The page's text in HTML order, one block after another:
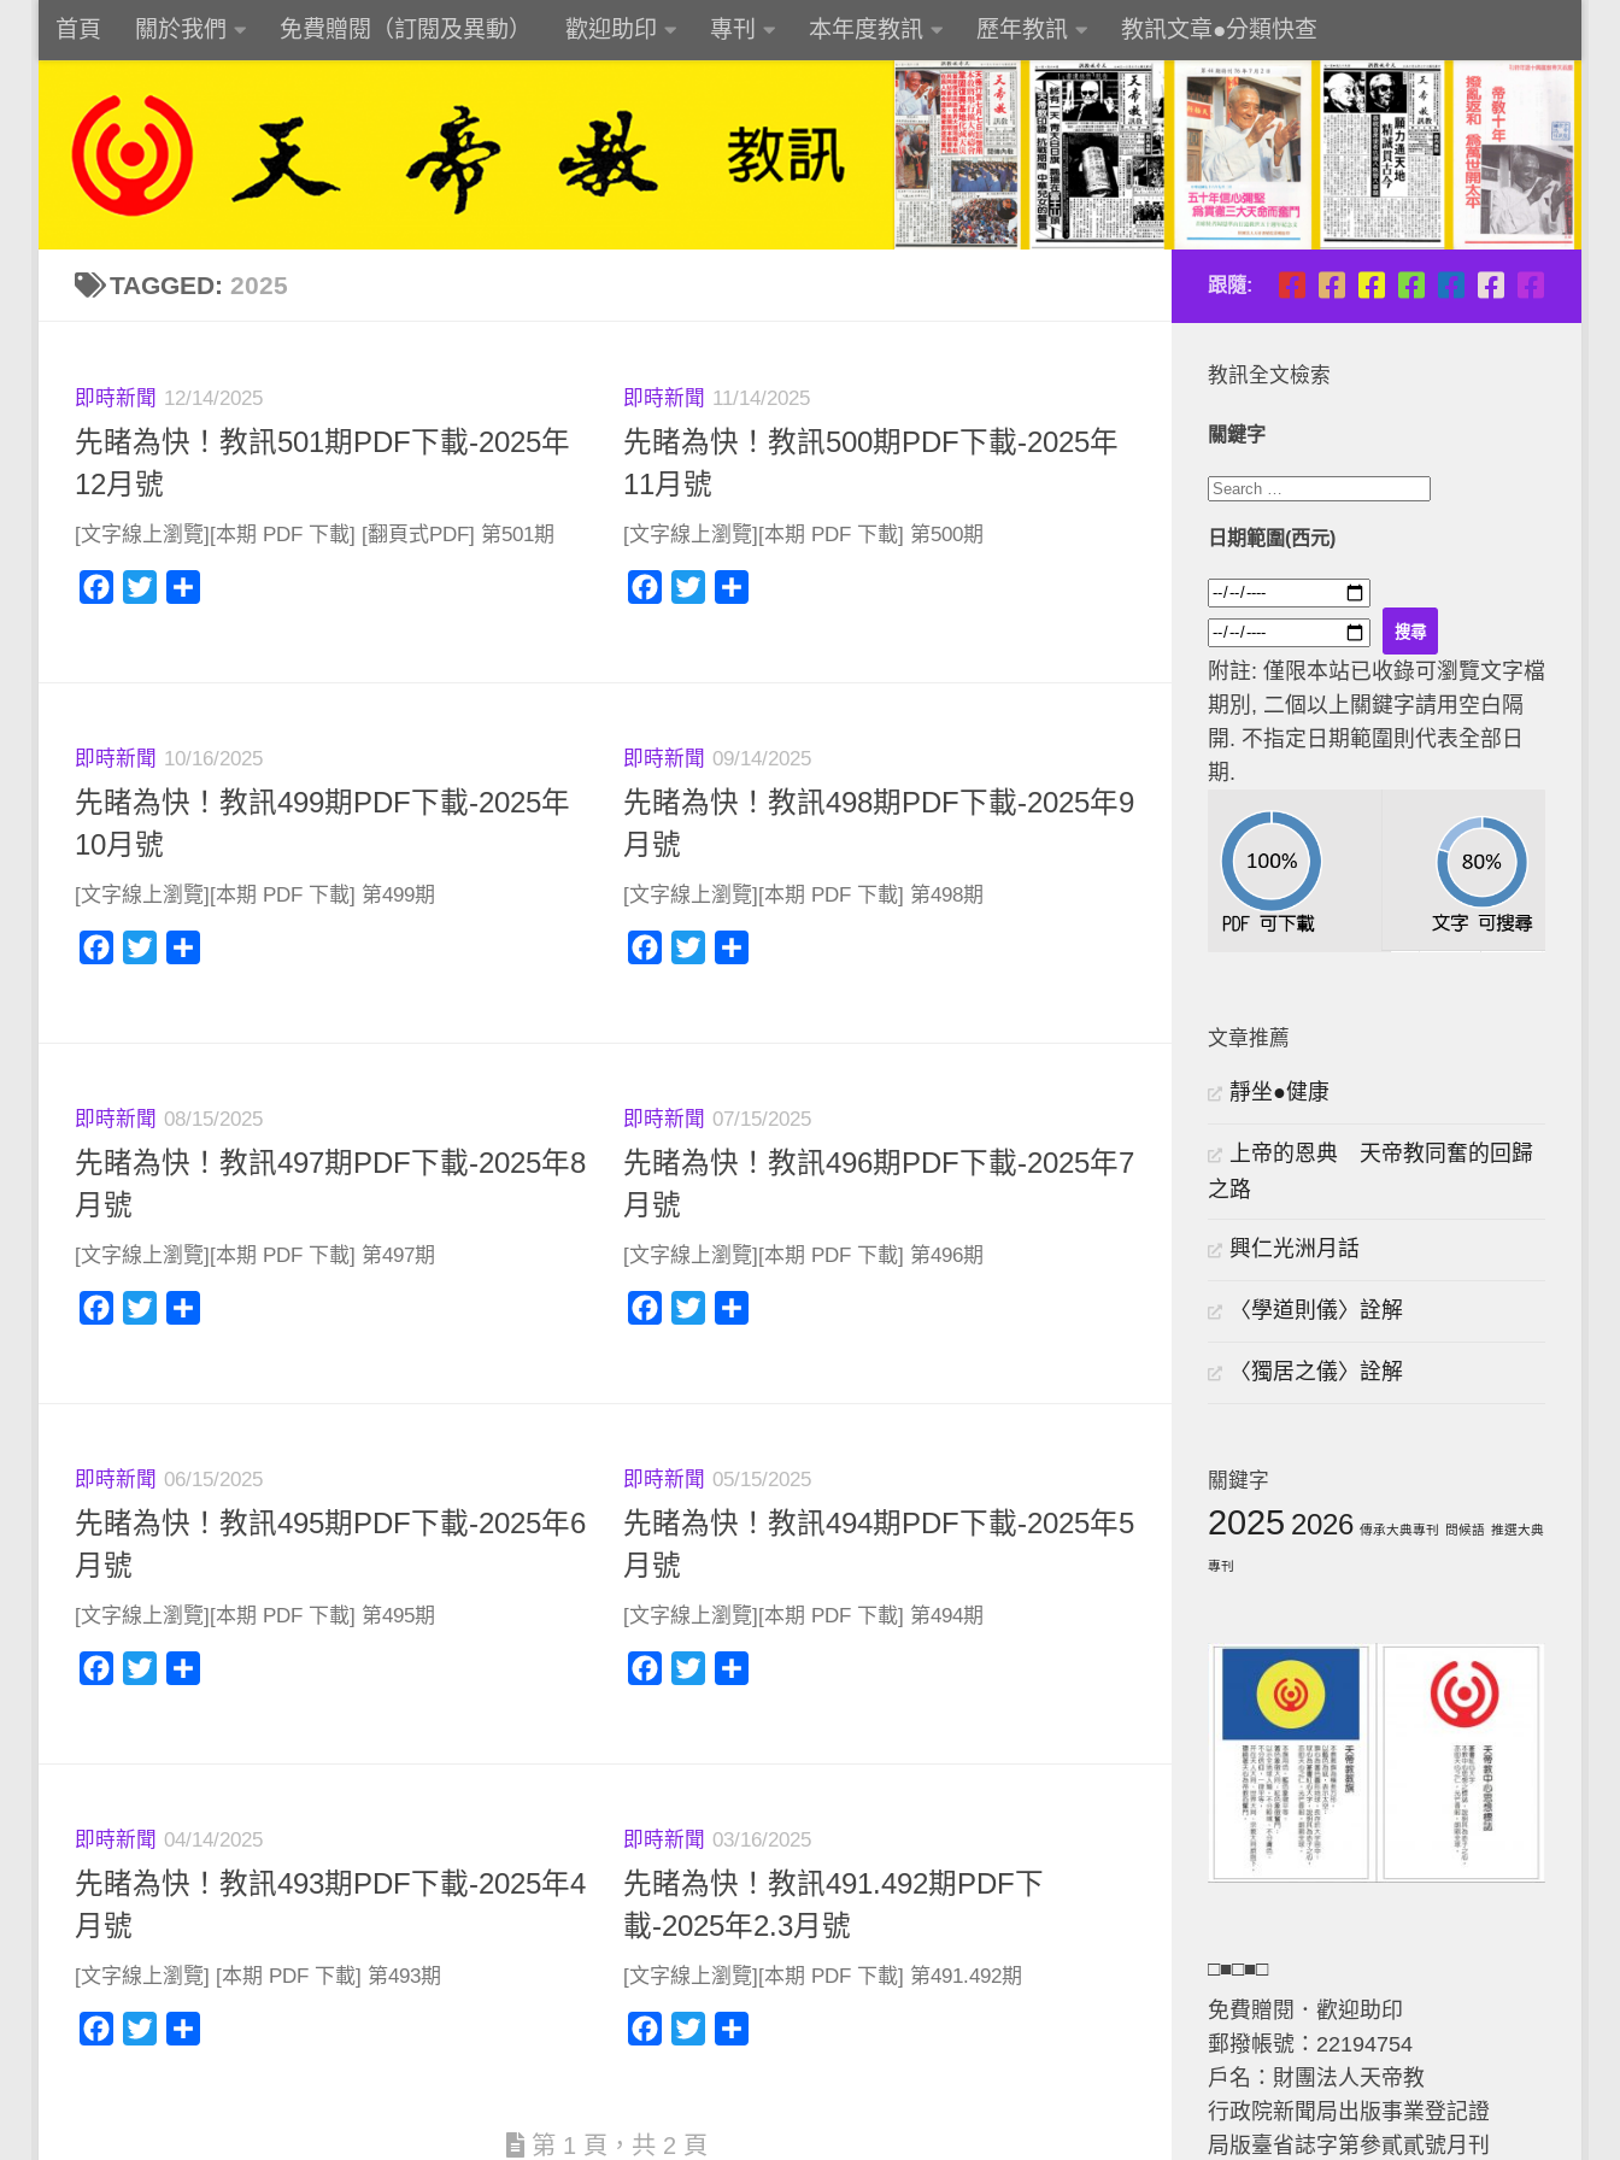
Skip to content
首頁 關於我們 免費贈閱（訂閱及異動） 歡迎助印 專刊 本年度教訊 歷年教訊 教訊文章●分類快查
TAGGED: 2025
即時新聞 12/14/2025
先睹為快！教訊501期PDF下載-2025年
12月號
[文字線上瀏覽][本期 PDF 下載] [翻頁式PDF] 第501期
Facebook
Twitter
即時新聞 11/14/2025
先睹為快！教訊500期PDF下載-2025年
11月號
[文字線上瀏覽][本期 PDF 下載] 第500期
Facebook
Twitter
即時新聞 10/16/2025
先睹為快！教訊499期PDF下載-2025年
10月號
[文字線上瀏覽][本期 PDF 下載] 第499期
Facebook
Twitter
即時新聞 09/14/2025
先睹為快！教訊498期PDF下載-2025年9
月號
[文字線上瀏覽][本期 PDF 下載] 第498期
Facebook
Twitter
即時新聞 08/15/2025
先睹為快！教訊497期PDF下載-2025年8
月號
[文字線上瀏覽][本期 PDF 下載] 第497期
Facebook
Twitter
即時新聞 07/15/2025
先睹為快！教訊496期PDF下載-2025年7
月號
[文字線上瀏覽][本期 PDF 下載] 第496期
Facebook
Twitter
即時新聞 06/15/2025
先睹為快！教訊495期PDF下載-2025年6
月號
[文字線上瀏覽][本期 PDF 下載] 第495期
Facebook
Twitter
即時新聞 05/15/2025
先睹為快！教訊494期PDF下載-2025年5
月號
[文字線上瀏覽][本期 PDF 下載] 第494期
Facebook
Twitter
即時新聞 04/14/2025
先睹為快！教訊493期PDF下載-2025年4
月號
[文字線上瀏覽] [本期 PDF 下載] 第493期
Facebook
Twitter
即時新聞 03/16/2025
先睹為快！教訊491.492期PDF下
載-2025年2.3月號
[文字線上瀏覽][本期 PDF 下載] 第491.492期
Facebook
Twitter
第 1 頁，共 2 頁
跟隨:
教訊全文檢索
關鍵字
日期範圍(西元)
附註: 僅限本站已收錄可瀏覽文字檔
期別, 二個以上關鍵字請用空白隔
開. 不指定日期範圍則代表全部日
期.
文章推薦
靜坐●健康
上帝的恩典 天帝教同奮的回歸
之路
興仁光洲月話
〈學道則儀〉詮解
〈獨居之儀〉詮解
關鍵字
2025 2026 傳承大典專刊 問候語 推選大典
專刊
□■□■□
免費贈閱．歡迎助印
郵撥帳號：22194754
戶名：財團法人天帝教
行政院新聞局出版事業登記證
局版臺省誌字第參貳貳號月刊